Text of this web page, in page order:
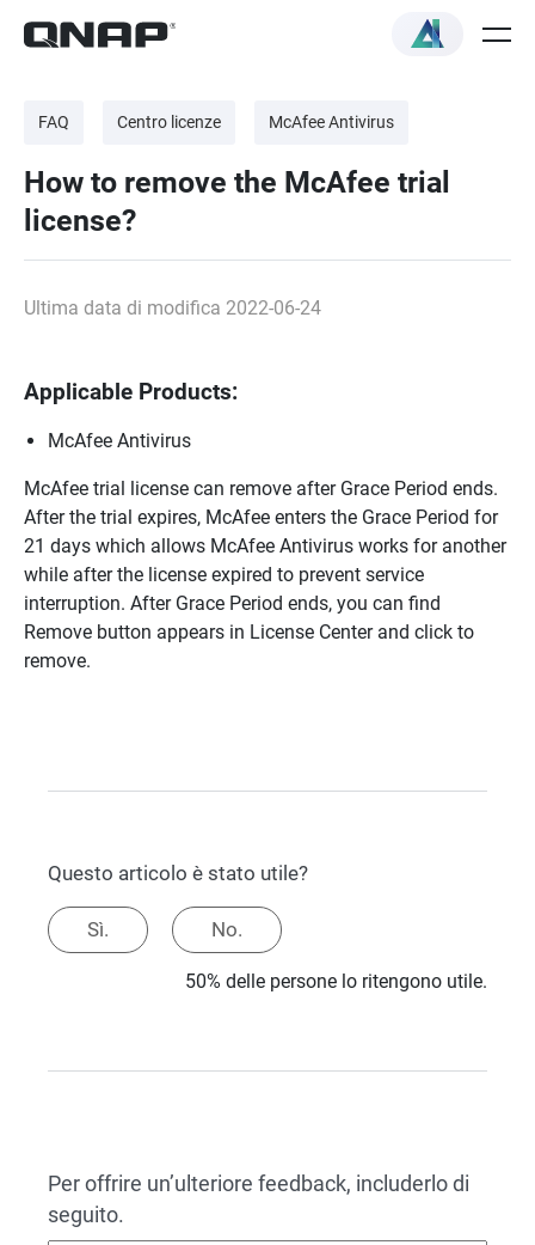
FAQ Centro licenze McAfee Antivirus
How to remove the McAfee trial
license?
Ultima data di modifica 2022-06-24
Applicable Products:
McAfee Antivirus
McAfee trial license can remove after Grace Period ends.
After the trial expires, McAfee enters the Grace Period for
21 days which allows McAfee Antivirus works for another
while after the license expired to prevent service
interruption. After Grace Period ends, you can find
Remove button appears in License Center and click to
remove.
Questo articolo è stato utile?
Sì. No.
50% delle persone lo ritengono utile.
Per offrire un’ulteriore feedback, includerlo di
seguito.